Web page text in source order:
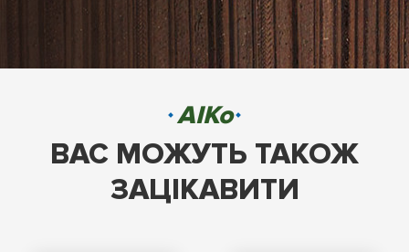
AIKo
ВАС МОЖУТЬ ТАКОЖ
ЗАЦІКАВИТИ